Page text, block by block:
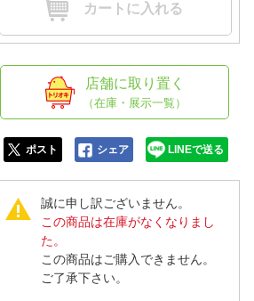
カートに入れる
店舗に取り置く
（在庫・展示一覧）
ポスト シェア LINEで送る
誠に申し訳ございません。
この商品は在庫がなくなりまし
た。
この商品はご購入できません。
ご了承下さい。